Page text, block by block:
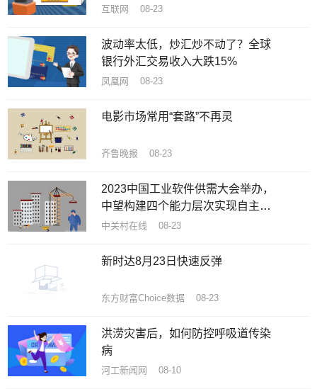
互联网 08-23
波动率太低，炒汇炒不动了？全球
银行外汇交易收入大跌15%
凤凰网 08-23
电影市场常用“套路”不再灵
齐鲁晚报 08-23
2023中国工业软件供需大会举办，
中望构建四个能力层次实现自主创
新突围
中关村在线 08-23
新时达8月23日快速反弹
东方财富Choice数据 08-23
洪涝灾害后，如何防控呼吸道传染
病
河工新闻网 08-10